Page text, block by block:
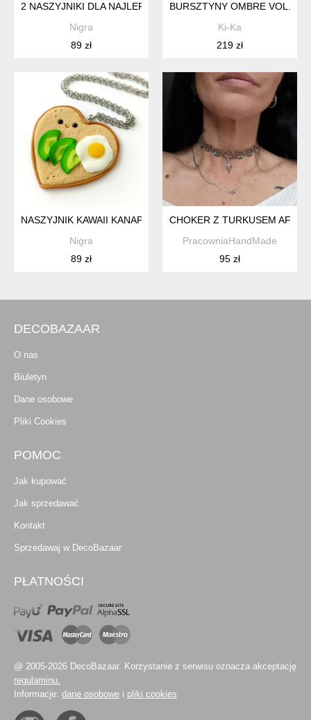
2 NASZYJNIKI DLA NAJLEPSZYCH PRZYJACIÓŁEK,
Nigra
89 zł
BURSZTYNY OMBRE VOL. 4 /
Ki-Ka
219 zł
NASZYJNIK KAWAII KANAPKA Z AWOKADO I JAJKIEM
Nigra
89 zł
CHOKER Z TURKUSEM
PracowniaHandMade
95 zł
DECOBAZAAR
O nas
Biuletyn
Dane osobowe
Pliki Cookies
POMOC
Jak kupować
Jak sprzedawać
Kontakt
Sprzedawaj w DecoBazaar
PŁATNOŚCI
@ 2005-2026 DecoBazaar. Korzystanie z serwisu oznacza akceptację
regulaminu.
Informacje: dane osobowe i pliki cookies